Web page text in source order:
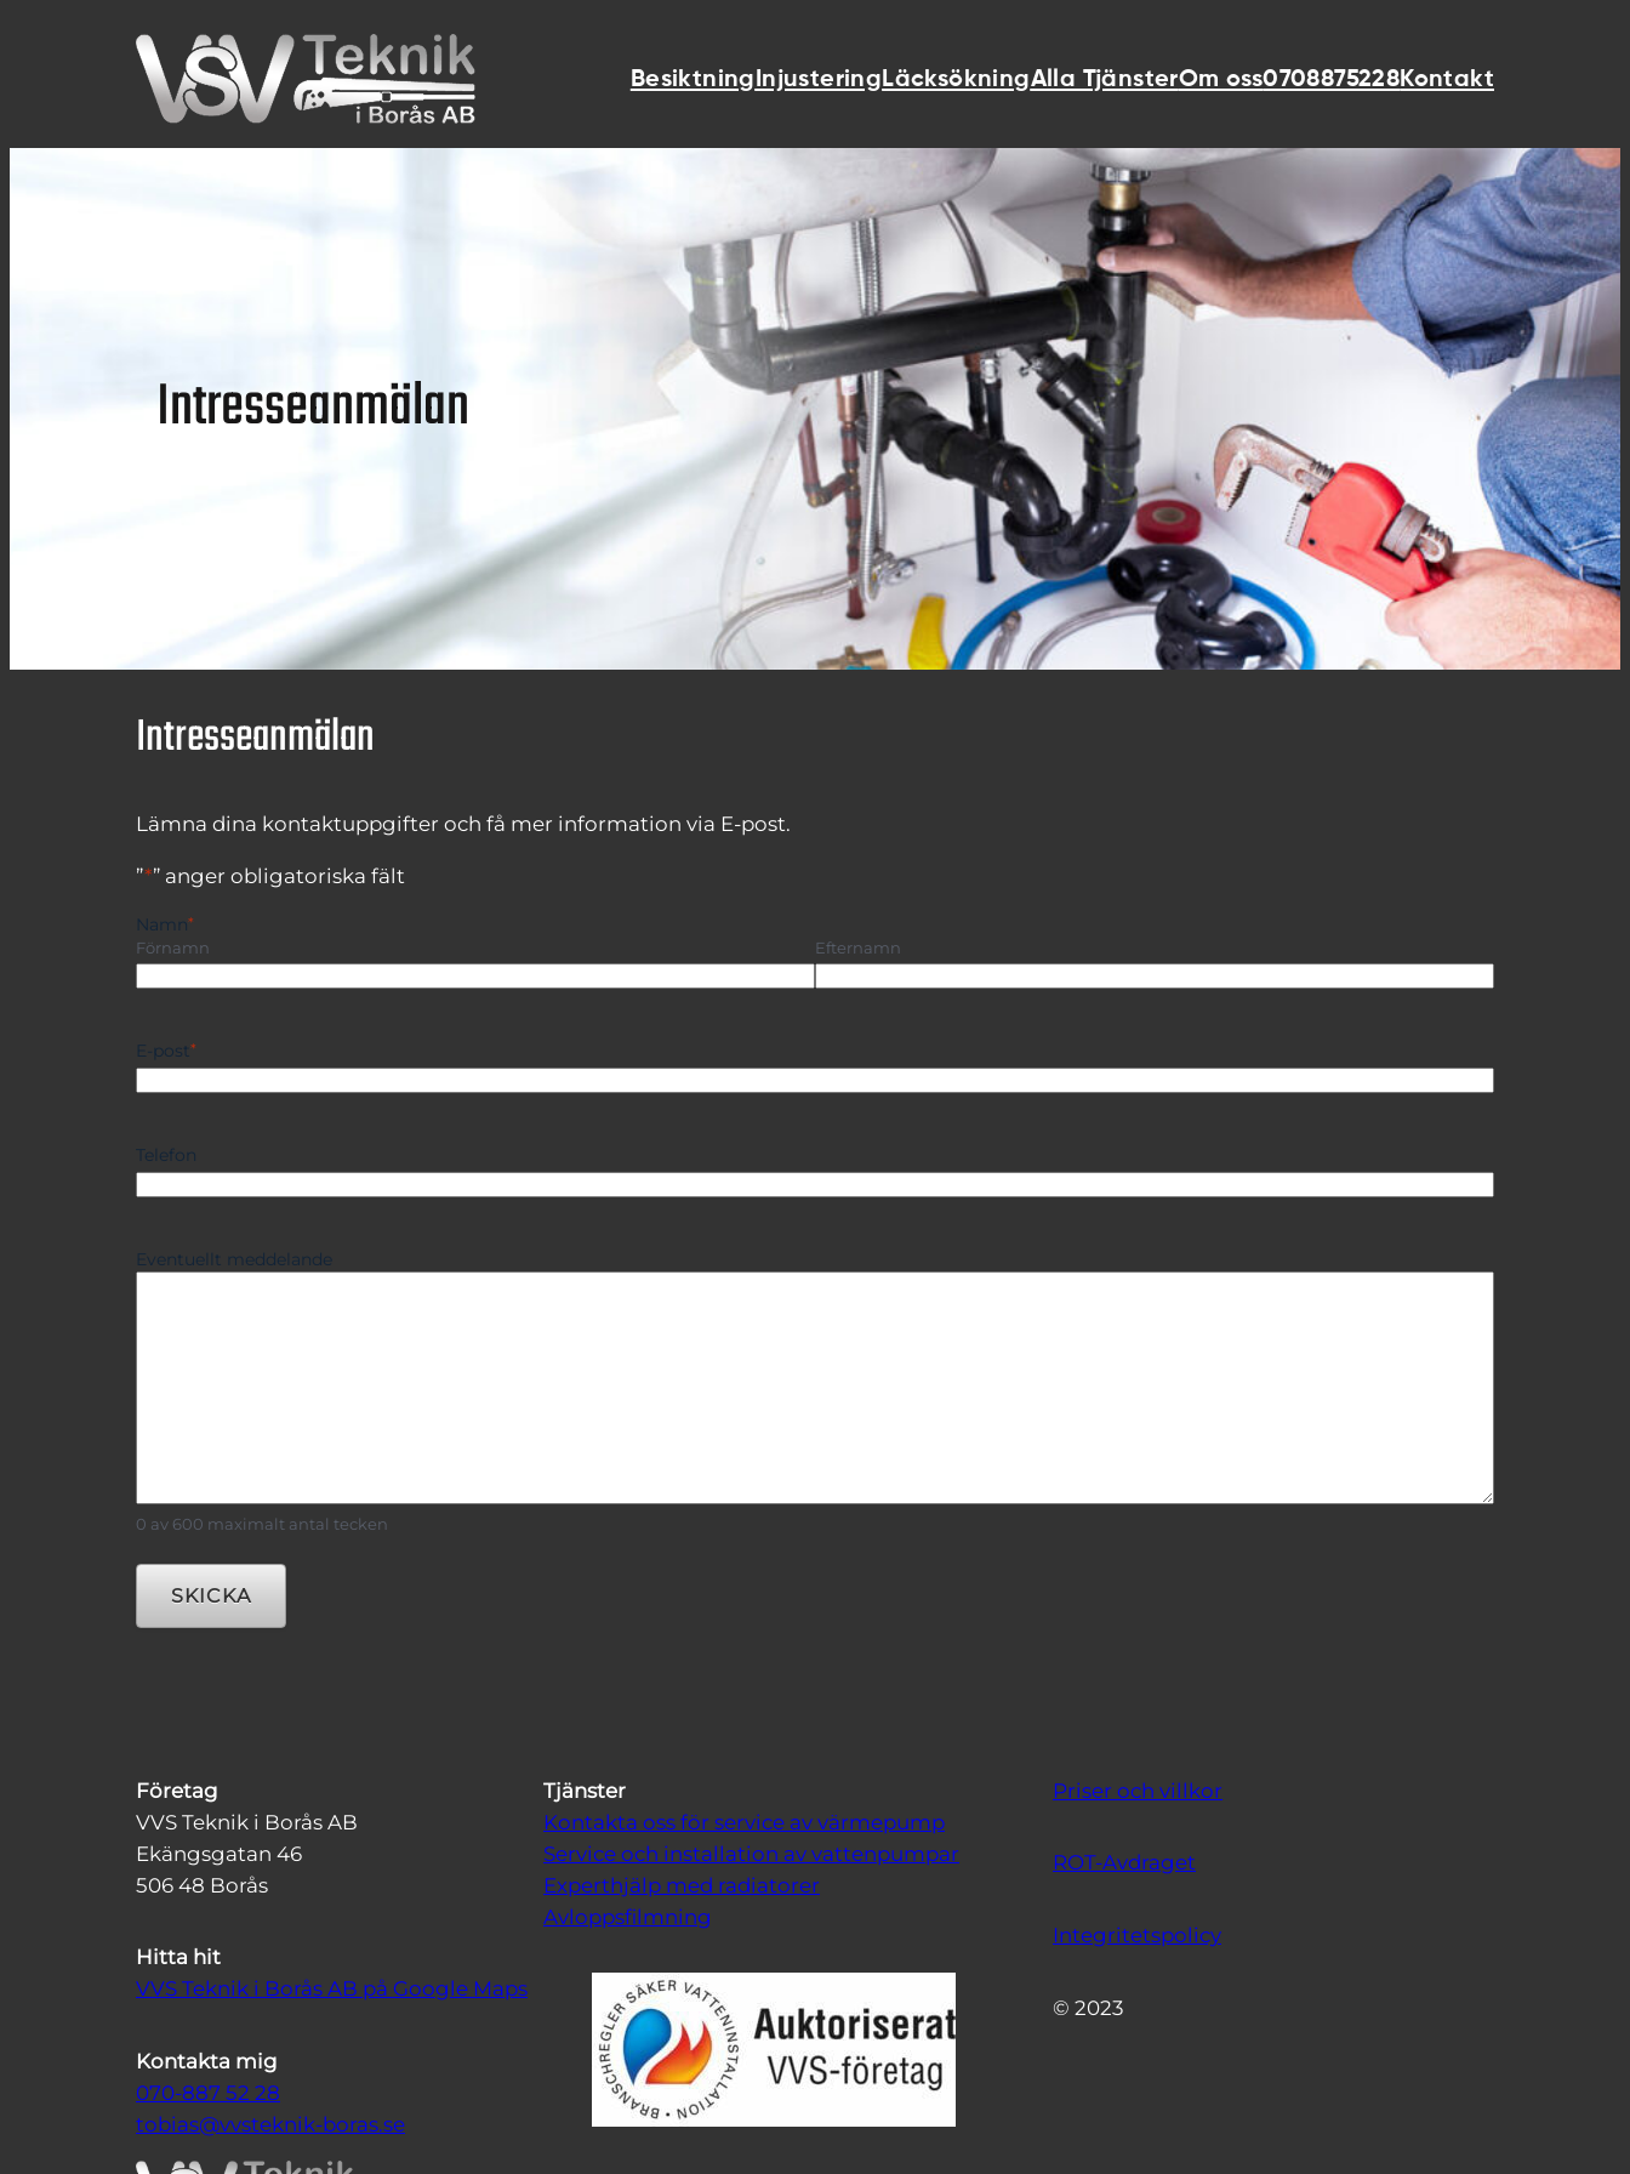
Besiktning Injustering LäcksökningAlla TjänsterOm oss0708875228Kontakt
Intresseanmälan
Intresseanmälan
Lämna dina kontaktuppgifter och få mer information via E-post.
”*” anger obligatoriska fält
Namn*
Förnamn Efternamn
E-post*
Telefon
Eventuellt meddelande
0 av 600 maximalt antal tecken
Företag
VVS Teknik i Borås AB
Ekängsgatan 46
506 48 Borås
Hitta hit
VVS Teknik i Borås AB på Google Maps
Kontakta mig
070-887 52 28
tobias@vvsteknik-boras.se
Tjänster
Kontakta oss för service av värmepump
Service och installation av vattenpumpar
Experthjälp med radiatorer
Avloppsfilmning
Priser och villkor
ROT-Avdraget
Integritetspolicy
© 2023